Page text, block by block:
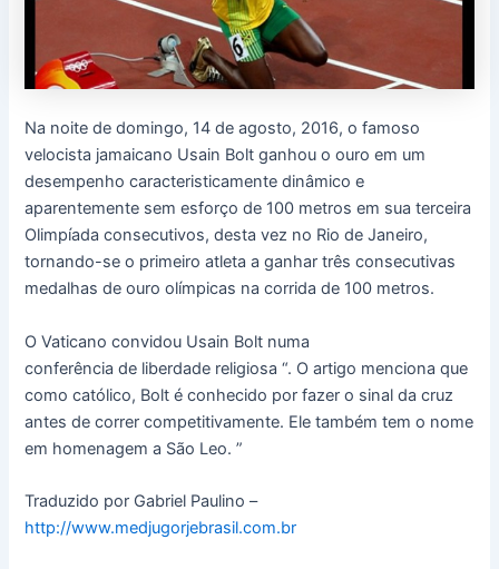
Na noite de domingo, 14 de agosto, 2016, o famoso
velocista jamaicano Usain Bolt ganhou o ouro em um
desempenho caracteristicamente dinâmico e
aparentemente sem esforço de 100 metros em sua terceira
Olimpíada consecutivos, desta vez no Rio de Janeiro,
tornando-se o primeiro atleta a ganhar três consecutivas
medalhas de ouro olímpicas na corrida de 100 metros.
O Vaticano convidou Usain Bolt numa
conferência de liberdade religiosa “. O artigo menciona que
como católico, Bolt é conhecido por fazer o sinal da cruz
antes de correr competitivamente. Ele também tem o nome
em homenagem a São Leo. ”
Traduzido por Gabriel Paulino –
http://www.medjugorjebrasil.com.br